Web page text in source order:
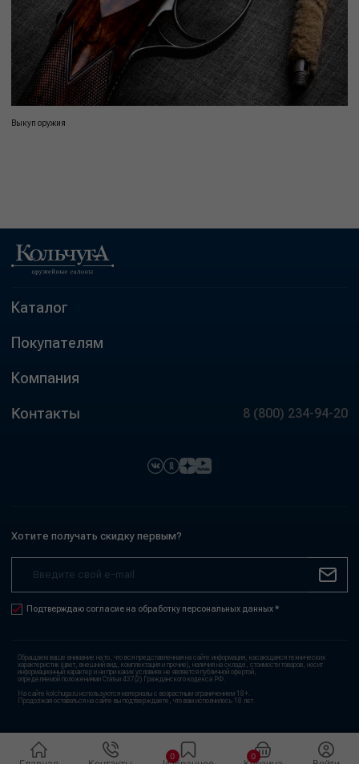
Выкуп оружия
Каталог
Покупателям
Компания
Контакты 8 (800) 234-94-20
Хотите получать скидку первым?
Подтверждаю согласие на обработку персональных данных *
Обращаем ваше внимание на то, что вся представленная на сайте информация, касающаяся технических
характеристик (цвет, внешний вид, комплектация и прочие), наличия на складе, стоимости товаров, носит
информационный характер и ни при каких условиях не является публичной офертой,
определяемой положениями Статьи 437(2) Гражданского кодекса РФ.
На сайте kolchuga.ru используются материалы с возрастным ограничением 18+.
Продолжая оставаться на сайте вы подтверждаете, что вам исполнилось 18 лет.
0 0